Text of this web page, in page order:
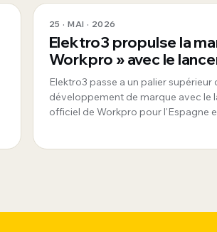
25 · MAI · 2026
Elektro3 propulse la
Workpro » avec le
nouveau site officiel
le Portugal
Elektro3 passe a un palier supérieur
développement de marque avec le
officiel de Workpro pour l'Espagne